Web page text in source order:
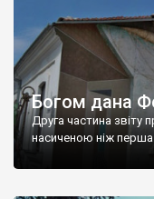
Богом дана
Друга частина звіту
насиченою ніж